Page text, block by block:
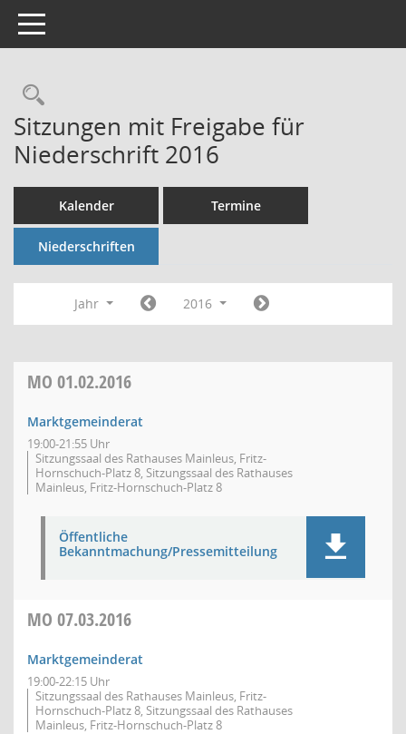
Toggle navigation
Rechercheauswahl
Sitzungen mit Freigabe für
Niederschrift 2016
Kalender Termine
Niederschriften
Jahr 2016
MO 01.02.2016
Marktgemeinderat
19:00-21:55 Uhr
Sitzungssaal des Rathauses Mainleus, Fritz-
Hornschuch-Platz 8, Sitzungssaal des Rathauses
Mainleus, Fritz-Hornschuch-Platz 8
Öffentliche
Bekanntmachung/Pressemitteilung
MO 07.03.2016
Marktgemeinderat
19:00-22:15 Uhr
Sitzungssaal des Rathauses Mainleus, Fritz-
Hornschuch-Platz 8, Sitzungssaal des Rathauses
Mainleus, Fritz-Hornschuch-Platz 8